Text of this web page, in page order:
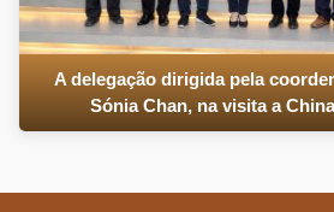
A delegação dirigida pela
Sónia Chan, na visita a